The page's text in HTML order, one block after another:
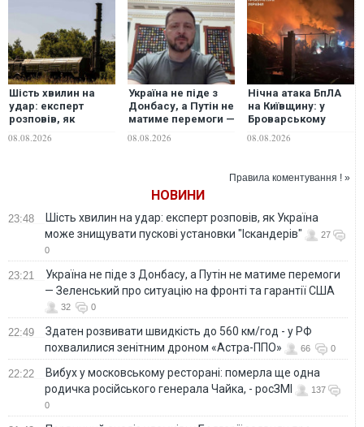
Шість хвилин на
удар: експерт
розповів, як
Україна може
знищувати пускові
08.08.2026
Україна не піде з
Донбасу, а Путін не
матиме перемоги —
Зеленський про
ситуацію на фронті
08.08.2026
Нічна атака БпЛА
на Київщину: у
Броварському
районі загинули
директор ліцею, її
08.08.2026
Правила коментування ! »
НОВИНИ
23:48
Шість хвилин на удар: експерт розповів, як Україна
може знищувати пускові установки "Іскандерів"
27
0
23:21
Україна не піде з Донбасу, а Путін не матиме перемоги
— Зеленський про ситуацію на фронті та гарантії США
32 0
22:49
Здатен розвивати швидкість до 560 км/год - у РФ
похвалилися зенітним дроном «Астра-ППО»
66 0
22:22
Вибух у московському ресторані: померла ще одна
родичка російського генерала Чайка, - росЗМІ
137
0